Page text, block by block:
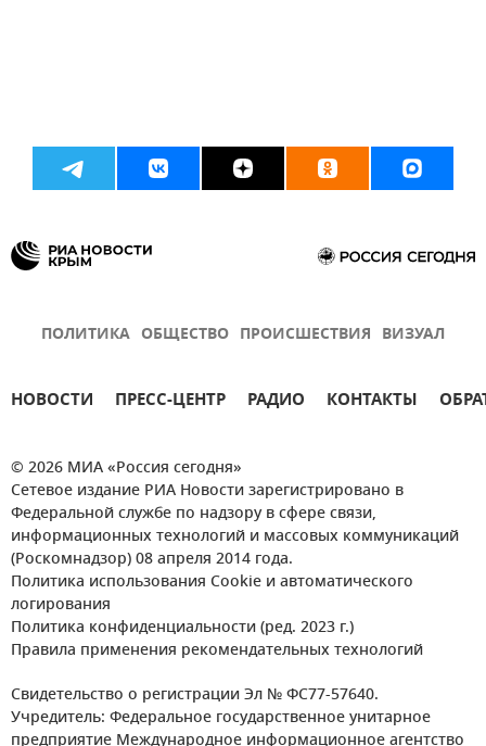
ПОЛИТИКА ОБЩЕСТВО ПРОИСШЕСТВИЯ ВИЗУАЛ
НОВОСТИ ПРЕСС-ЦЕНТР РАДИО КОНТАКТЫ
© 2026 МИА «Россия сегодня»
Сетевое издание РИА Новости зарегистрировано в
Федеральной службе по надзору в сфере связи,
информационных технологий и массовых коммуникаций
(Роскомнадзор) 08 апреля 2014 года.
Политика использования Cookie и автоматического
логирования
Политика конфиденциальности (ред. 2023 г.)
Правила применения рекомендательных технологий
Свидетельство о регистрации Эл № ФС77-57640.
Учредитель: Федеральное государственное унитарное